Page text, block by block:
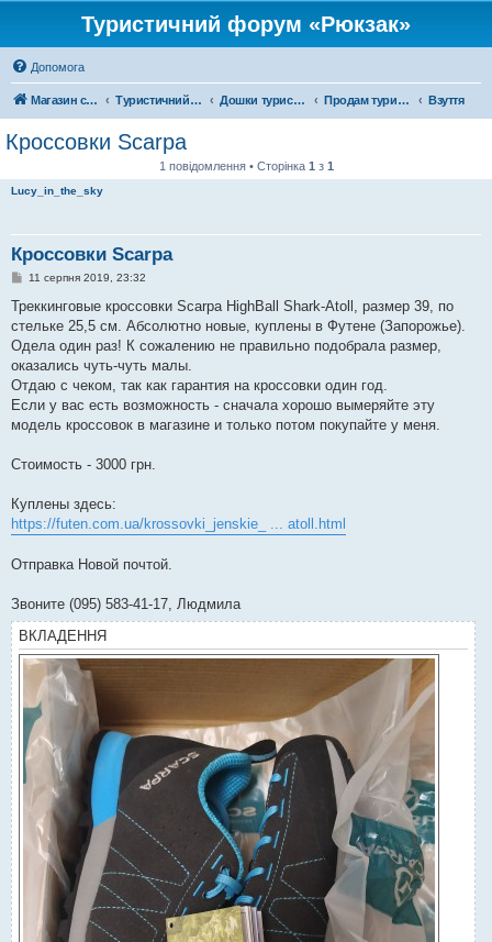
Туристичний форум «Рюкзак»
Допомога
Магазин спорядження Туристичний форум «Рюкзак» Дошки туристичних оголошень Продам туристичне спорядження Взуття
Кроссовки Scarpa
1 повідомлення • Сторінка 1 з 1
Lucy_in_the_sky
Кроссовки Scarpa
П
в
д
о
м
л
е
н
н
я
11 серпня 2019, 23:32
Треккинговые кроссовки Scarpa HighBall Shark-Atoll, размер 39, по
стельке 25,5 см. Абсолютно новые, куплены в Футене (Запорожье).
Одела один раз! К сожалению не правильно подобрала размер,
оказались чуть-чуть малы.
Отдаю с чеком, так как гарантия на кроссовки один год.
Если у вас есть возможность - сначала хорошо вымеряйте эту
модель кроссовок в магазине и только потом покупайте у меня.
Стоимость - 3000 грн.
Куплены здесь:
https://futen.com.ua/krossovki_jenskie_ ... atoll.html
Отправка Новой почтой.
Звоните (095) 583-41-17, Людмила
ВКЛАДЕННЯ